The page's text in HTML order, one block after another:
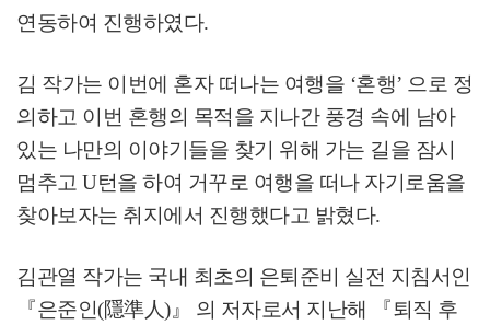
연동하여 진행하였다.
김 작가는 이번에 혼자 떠나는 여행을 ‘혼행’ 으로 정
의하고 이번 혼행의 목적을 지나간 풍경 속에 남아
있는 나만의 이야기들을 찾기 위해 가는 길을 잠시
멈추고 U턴을 하여 거꾸로 여행을 떠나 자기로움을
찾아보자는 취지에서 진행했다고 밝혔다.
김관열 작가는 국내 최초의 은퇴준비 실전 지침서인
『은준인(隱準人)』 의 저자로서 지난해 『퇴직 후